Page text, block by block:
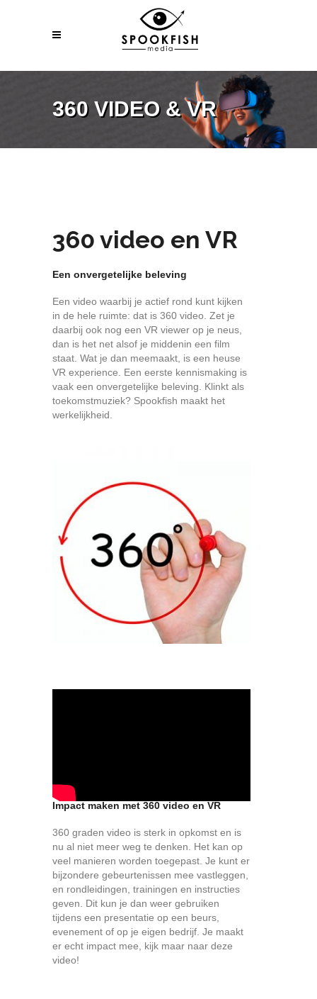
360 VIDEO & VR
360 video en VR
Een onvergetelijke beleving
Een video waarbij je actief rond kunt kijken
in de hele ruimte: dat is 360 video. Zet je
daarbij ook nog een VR viewer op je neus,
dan is het net alsof je middenin een film
staat. Wat je dan meemaakt, is een heuse
VR experience. Een eerste kennismaking is
vaak een onvergetelijke beleving. Klinkt als
toekomstmuziek? Spookfish maakt het
werkelijkheid.
Impact maken met 360 video en VR
360 graden video is sterk in opkomst en is
nu al niet meer weg te denken. Het kan op
veel manieren worden toegepast. Je kunt er
bijzondere gebeurtenissen mee vastleggen,
en rondleidingen, trainingen en instructies
geven. Dit kun je dan weer gebruiken
tijdens een presentatie op een beurs,
evenement of op je eigen bedrijf. Je maakt
er echt impact mee, kijk maar naar deze
video!